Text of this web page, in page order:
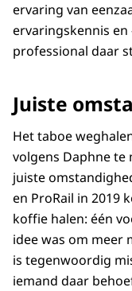
ervaring van
ervaringskennis
professional daar
Juiste
Het taboe
volgens Daphne te
juiste
en ProRail in 2019
koffie halen: één
idee was om meer
is tegenwoordig
iemand daar